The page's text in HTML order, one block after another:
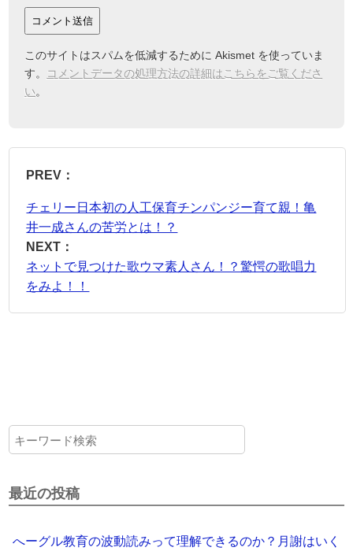
このサイトはスパムを低減するために Akismet を使っていま
す。
コメントデータの処理方法の詳細はこちらをご覧くださ
い。
PREV：
チェリー日本初の人工保育チンパンジー育て親！亀
井一成さんの苦労とは！？
NEXT：
ネットで見つけた歌ウマ素人さん！？驚愕の歌唱力
をみよ！！
最近の投稿
へーグル教育の波動読みって理解できるのか？月謝はいく